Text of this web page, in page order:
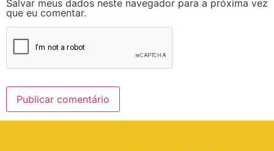
Salvar meus dados neste navegador para a próxima vez
que eu comentar.